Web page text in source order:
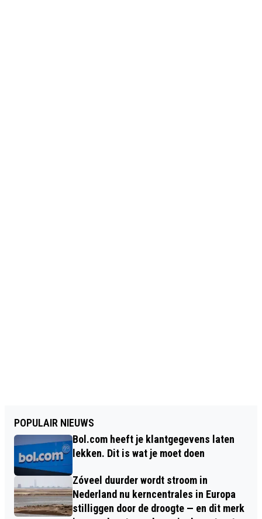
POPULAIR NIEUWS
Bol.com heeft je klantgegevens laten
lekken. Dit is wat je moet doen
Zóveel duurder wordt stroom in
Nederland nu kerncentrales in Europa
stilliggen door de droogte — en dit merk